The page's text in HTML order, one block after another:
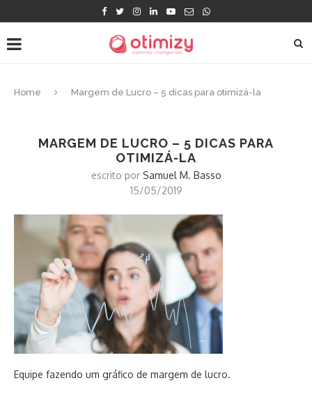
Home Margem de Lucro – 5 dicas para otimizá-la
MARGEM DE LUCRO – 5 DICAS PARA
OTIMIZÁ-LA
escrito por Samuel M. Basso
15/05/2019
Equipe fazendo um gráfico de margem de lucro.